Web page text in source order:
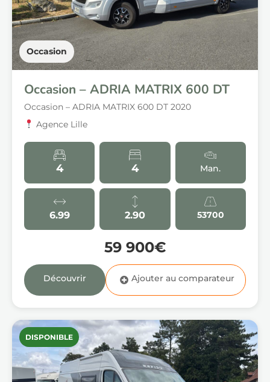
Occasion
Occasion – ADRIA MATRIX 600 DT
Occasion – ADRIA MATRIX 600 DT 2020
Agence Lille
4 4 Man.
6.99 2.90 53700
59 900€
Découvrir
DISPONIBLE